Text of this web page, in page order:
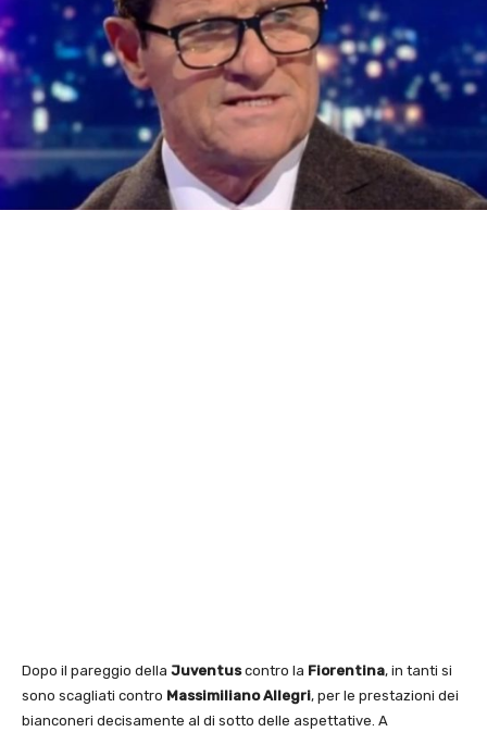
Dopo il pareggio della Juventuscontro la Fiorentina, in tanti si
sono scagliati contro Massimiliano Allegri, per le prestazioni dei
bianconeri decisamente al di sotto delle aspettative. A